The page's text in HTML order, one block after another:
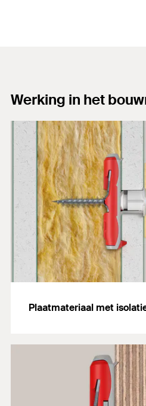
Werking in het
Plaatmateriaal met